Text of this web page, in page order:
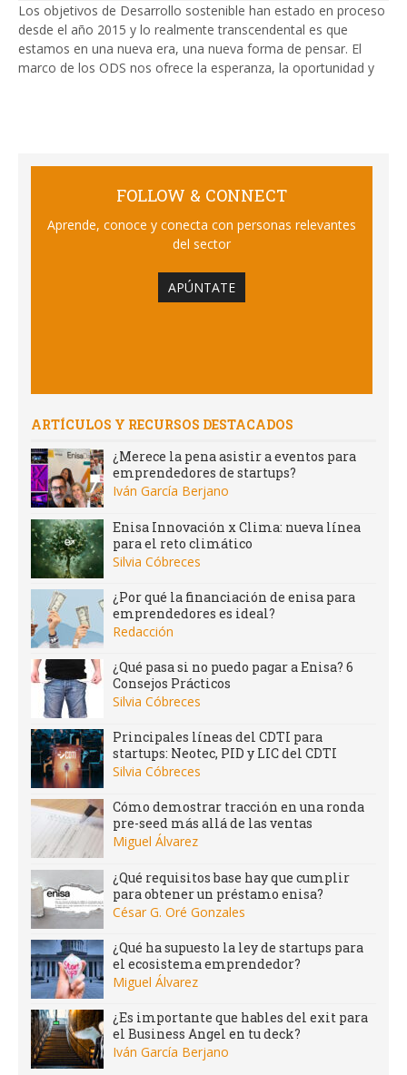
Los objetivos de Desarrollo sostenible han estado en proceso
desde el año 2015 y lo realmente transcendental es que
estamos en una nueva era, una nueva forma de pensar. El
marco de los ODS nos ofrece la esperanza, la oportunidad y
FOLLOW & CONNECT
Aprende, conoce y conecta con personas relevantes
del sector
APÚNTATE
ARTÍCULOS Y RECURSOS DESTACADOS
¿Merece la pena asistir a eventos para
emprendedores de startups?
Iván García Berjano
Enisa Innovación x Clima: nueva línea
para el reto climático
Silvia Cóbreces
¿Por qué la financiación de enisa para
emprendedores es ideal?
Redacción
¿Qué pasa si no puedo pagar a Enisa? 6
Consejos Prácticos
Silvia Cóbreces
Principales líneas del CDTI para
startups: Neotec, PID y LIC del CDTI
Silvia Cóbreces
Cómo demostrar tracción en una ronda
pre-seed más allá de las ventas
Miguel Álvarez
¿Qué requisitos base hay que cumplir
para obtener un préstamo enisa?
César G. Oré Gonzales
¿Qué ha supuesto la ley de startups para
el ecosistema emprendedor?
Miguel Álvarez
¿Es importante que hables del exit para
el Business Angel en tu deck?
Iván García Berjano